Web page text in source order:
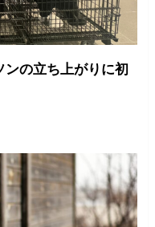
ンの立ち上がりに初